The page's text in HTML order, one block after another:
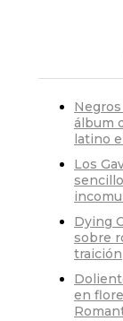
Negros
álbum
latino
Los
Dying
sobre
traición
en